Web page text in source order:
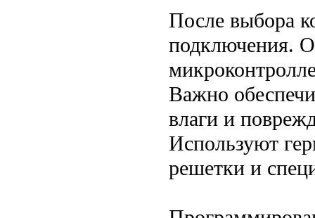
После выбора
подключения.
Важно
влаги и
Используют
решетки и